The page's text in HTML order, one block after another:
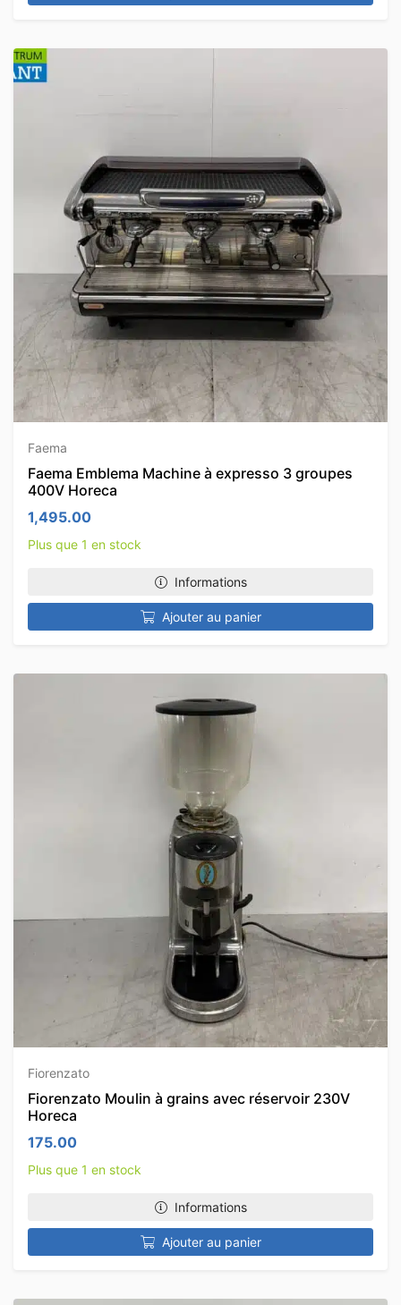
Faema
Faema Emblema Machine à expresso 3 groupes
400V Horeca
1,495.00
Plus que 1 en stock
Informations
Ajouter au panier
Fiorenzato
Fiorenzato Moulin à grains avec réservoir 230V
Horeca
175.00
Plus que 1 en stock
Informations
Ajouter au panier